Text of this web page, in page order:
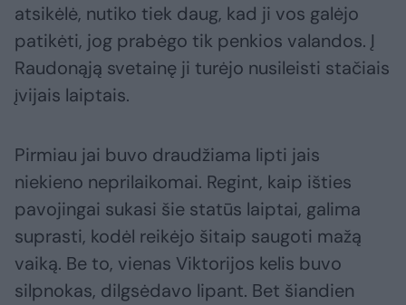
atsikėlė, nutiko tiek daug, kad ji vos galėjo
patikėti, jog prabėgo tik penkios valandos. Į
Raudonąją svetainę ji turėjo nusileisti stačiais
įvijais laiptais.
Pirmiau jai buvo draudžiama lipti jais
niekieno neprilaikomai. Regint, kaip išties
pavojingai sukasi šie statūs laiptai, galima
suprasti, kodėl reikėjo šitaip saugoti mažą
vaiką. Be to, vienas Viktorijos kelis buvo
silpnokas, dilgsėdavo lipant. Bet šiandien